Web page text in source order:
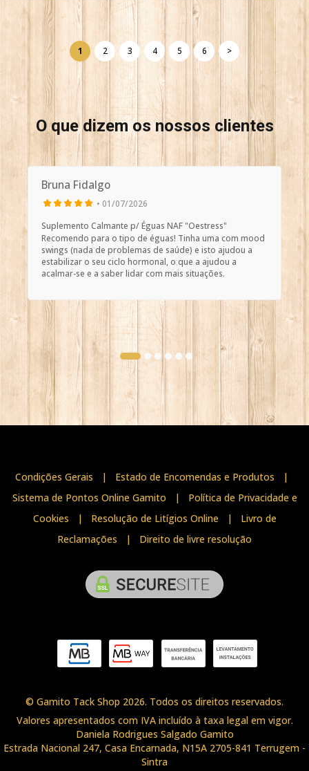
1 2 3 4 5 6 >
O que dizem os nossos clientes
Bruna Fidalgo
• 01/07/2026
Suplemento Calmante p/ Éguas NAF "Oestress"
Recomendo para o tipo de éguas! Tinha uma com mood
swings (nada de problemas de saúde) e isto ajudou a
estabilizar o seu ciclo hormonal, o que a ajudou a
acalmar-se e a saber lidar com mais situações.
Condições Gerais | Estado de Encomendas e Produtos |
Sistema de Pontos Online Gamito | Política de Privacidade e
Cookies | Resolução de Litígios Online | Livro de
Reclamações | Direito de livre resolução
© Gamito Tack Shop 2026. Todos os direitos reservados.
Valores apresentados com IVA incluído à taxa legal em vigor.
Daniela Rodrigues Salgado Gamito
Estrada Nacional 247, Casa Encarnada, N15A 2705-841 Terrugem -
Sintra